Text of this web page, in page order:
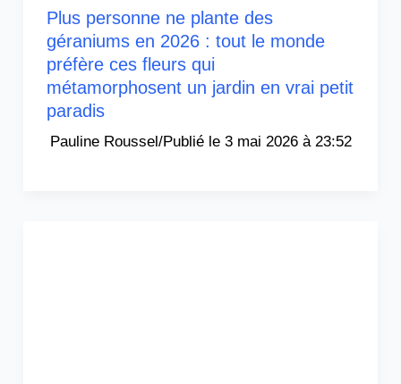
Plus personne ne plante des
géraniums en 2026 : tout le monde
préfère ces fleurs qui
métamorphosent un jardin en vrai petit
paradis
Pauline Roussel/ 3 mai 2026 à 23:52